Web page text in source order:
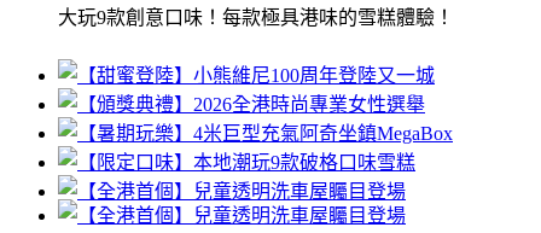
大玩9款創意口味！每款極具港味的雪糕體驗！